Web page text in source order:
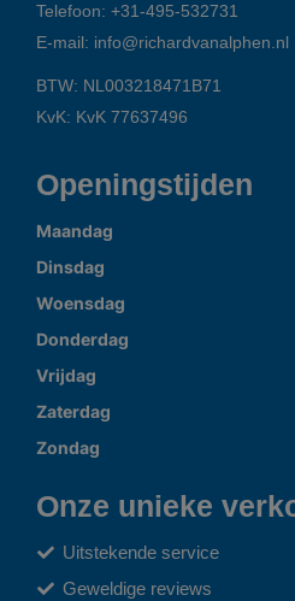
Telefoon: +31-495-532731
E-mail: info@richardvanalphen.nl
BTW: NL003218471B71
KvK: KvK 77637496
Openingstijden
Maandag
Dinsdag
Woensdag
Donderdag
Vrijdag
Zaterdag
Zondag
Onze unieke
Uitstekende service
Geweldige reviews